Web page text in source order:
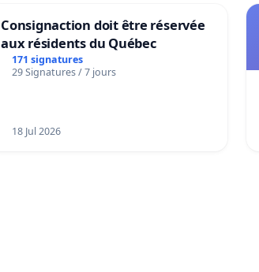
Consignaction doit être réservée
aux résidents du Québec
171 signatures
29 Signatures / 7 jours
18 Jul 2026